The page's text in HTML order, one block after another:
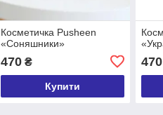
Косметичка Pusheen
«Соняшники»
470₴
Купити
470